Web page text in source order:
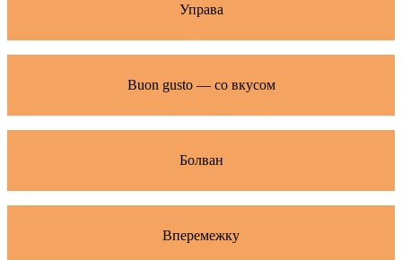
Управа
Buon gusto — со вкусом
Болван
Вперемежку